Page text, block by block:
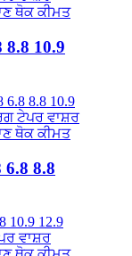
10.9
8.8